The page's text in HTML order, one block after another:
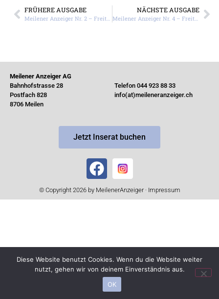
FRÜHERE AUSGABE
Meilener Anzeiger Nr. 2 – Freitag, 13. Januar 2017
NÄCHSTE AUSGABE
Meilener Anzeiger Nr. 4 – Freitag, 27. Januar 2017
Meilener Anzeiger AG
Bahnhofstrasse 28
Postfach 828
8706 Meilen
Telefon 044 923 88 33
info(at)meileneranzeiger.ch
Jetzt Inserat buchen
© Copyright 2026 by MeilenerAnzeiger · Impressum
Diese Website benutzt Cookies. Wenn du die Website weiter
nutzt, gehen wir von deinem Einverständnis aus.
OK